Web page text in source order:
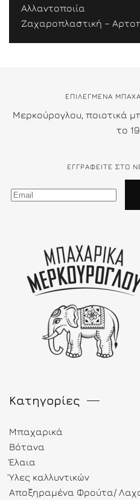
Αλλαντοποιία
Ζαχαροπλαστική –
ΕΠΙΛΕΓΜΕΝΑ
Μερκούρογλου, ποιοτικά
το
ΕΓΓΡΑΦΕΊΤΕ ΣΤΟ
Κατηγορίες
Μπαχαρικά
Βότανα
Έλαια
Ύλες καλλυντικών
Αποξηραμένα Φρούτα/